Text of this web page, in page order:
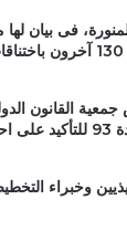
القانون
وخبراء